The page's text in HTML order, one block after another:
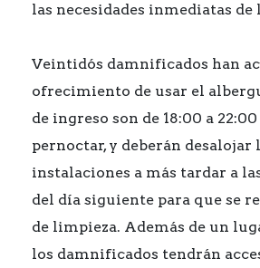
las necesidades inmediatas de
Veintidós damnificados han
ofrecimiento de usar el
de ingreso son de 18:00 a
pernoctar, y deberán desalojar
instalaciones a más tardar a
del día siguiente para que se
de limpieza. Además de un
los damnificados tendrán